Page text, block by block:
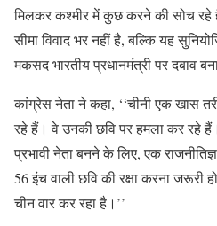
मिलकर कश्मीर में कुछ करने की सोच रहे
सीमा विवाद भर नहीं है, बल्कि यह
मकसद भारतीय प्रधानमंत्री पर दबाव
कांग्रेस नेता ने कहा, ‘‘चीनी एक खास
रहे हैं। वे उनकी छवि पर हमला कर रहे
प्रभावी नेता बनने के लिए, एक
56 इंच वाली छवि की रक्षा करना जरूरी
चीन वार कर रहा है।’’